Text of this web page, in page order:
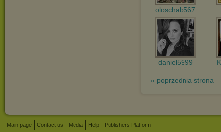
oloschab567
daniel5999
« poprzednia strona
Main page Contact us Media Help
Publishers Platform